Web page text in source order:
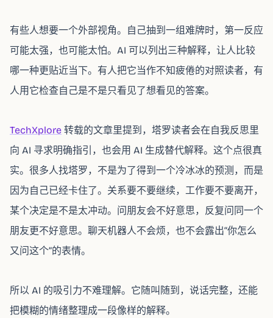
有些人想要一个外部视角。自己抽到一组难牌时，第一反应
可能太强，也可能太怕。AI 可以列出三种解释，让人比较
哪一种更贴近当下。有人把它当作不知疲倦的对照读者，有
人用它检查自己是不是只看见了想看见的答案。
TechXplore 转载的文章里提到，塔罗读者会在自我反思里
向 AI 寻求明确指引，也会用 AI 生成替代解释。这个点很真
实。很多人找塔罗，不是为了得到一个冷冰冰的预测，而是
因为自己已经卡住了。关系要不要继续，工作要不要离开，
某个决定是不是太冲动。问朋友会不好意思，反复问同一个
朋友更不好意思。聊天机器人不会烦，也不会露出“你怎么
又问这个”的表情。
所以 AI 的吸引力不难理解。它随叫随到，说话完整，还能
把模糊的情绪整理成一段像样的解释。